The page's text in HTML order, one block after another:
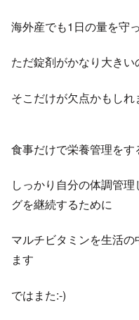
海外産でも1日の量を守
ただ錠剤がかなり大き
そこだけが欠点かもしれ
食事だけで栄養管理を
しっかり自分の体調管
グを継続するために
マルチビタミンを生活
ます
ではまた:-)